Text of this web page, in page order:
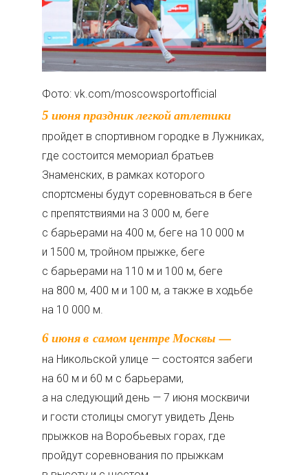
Фото: vk.com/moscowsportofficial
5 июня праздник легкой атлетики
пройдет в спортивном городке в Лужниках,
где состоится мемориал братьев
Знаменских, в рамках которого
спортсмены будут соревноваться в беге
с препятствиями на 3 000 м, беге
с барьерами на 400 м, беге на 10 000 м
и 1500 м, тройном прыжке, беге
с барьерами на 110 м и 100 м, беге
на 800 м, 400 м и 100 м, а также в ходьбе
на 10 000 м.
6 июня в самом центре Москвы —
на Никольской улице — состоятся забеги
на 60 м и 60 м с барьерами,
а на следующий день — 7 июня москвичи
и гости столицы смогут увидеть День
прыжков на Воробьевых горах, где
пройдут соревнования по прыжкам